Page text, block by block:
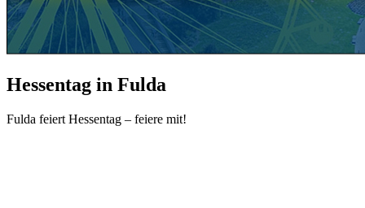
Hessentag in Fulda
Fulda feiert Hessentag – feiere mit!